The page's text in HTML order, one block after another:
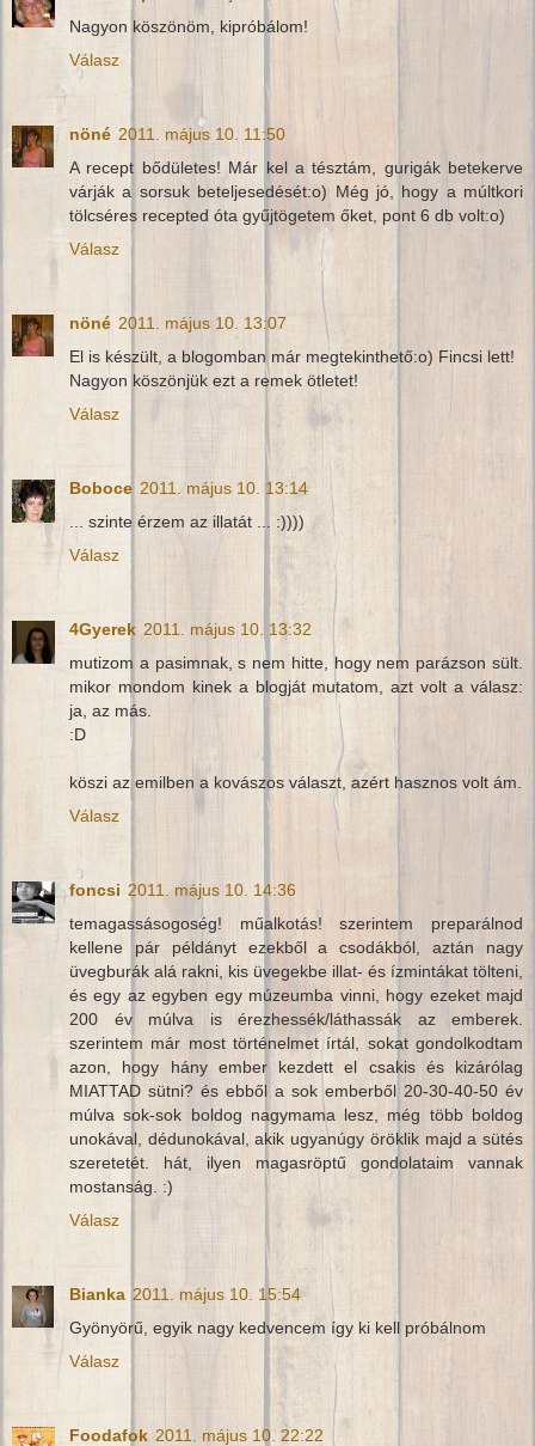
Nagyon köszönöm, kipróbálom!
Válasz
nöné 2011. május 10. 11:50
A recept bődületes! Már kel a tésztám, gurigák betekerve
várják a sorsuk beteljesedését:o) Még jó, hogy a múltkori
tölcséres recepted óta gyűjtögetem őket, pont 6 db volt:o)
Válasz
nöné 2011. május 10. 13:07
El is készült, a blogomban már megtekinthető:o) Fincsi lett!
Nagyon köszönjük ezt a remek ötletet!
Válasz
Boboce 2011. május 10. 13:14
... szinte érzem az illatát ... :))))
Válasz
4Gyerek 2011. május 10. 13:32
mutizom a pasimnak, s nem hitte, hogy nem parázson sült.
mikor mondom kinek a blogját mutatom, azt volt a válasz:
ja, az más.
:D
köszi az emilben a kovászos választ, azért hasznos volt ám.
Válasz
foncsi 2011. május 10. 14:36
temagassásogoség! műalkotás! szerintem preparálnod
kellene pár példányt ezekből a csodákból, aztán nagy
üvegburák alá rakni, kis üvegekbe illat- és ízmintákat tölteni,
és egy az egyben egy múzeumba vinni, hogy ezeket majd
200 év múlva is érezhessék/láthassák az emberek.
szerintem már most történelmet írtál, sokat gondolkodtam
azon, hogy hány ember kezdett el csakis és kizárólag
MIATTAD sütni? és ebből a sok emberből 20-30-40-50 év
múlva sok-sok boldog nagymama lesz, még több boldog
unokával, dédunokával, akik ugyanúgy öröklik majd a sütés
szeretetét. hát, ilyen magasröptű gondolataim vannak
mostanság. :)
Válasz
Bianka 2011. május 10. 15:54
Gyönyörű, egyik nagy kedvencem így ki kell próbálnom
Válasz
Foodafok 2011. május 10. 22:22